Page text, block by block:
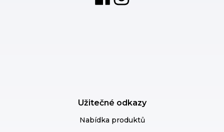
Užitečné odkazy
Nabídka produktů